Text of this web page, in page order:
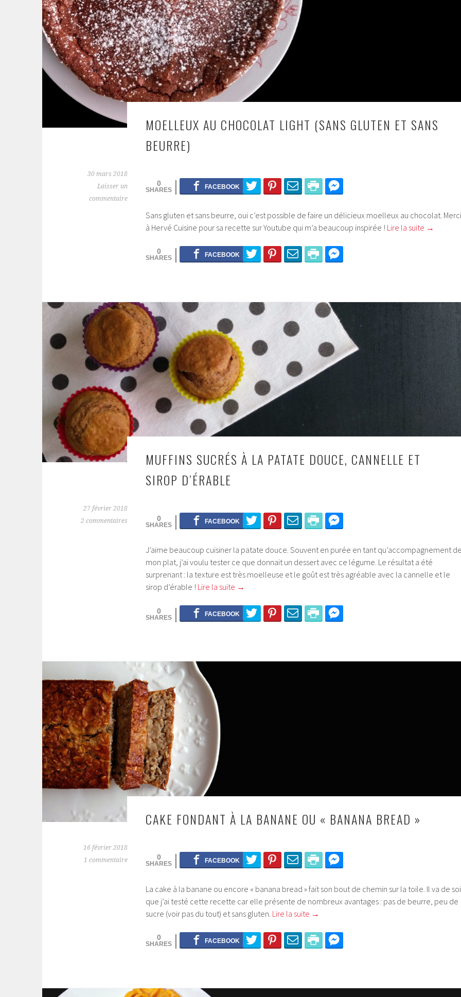
MOELLEUX AU CHOCOLAT LIGHT (SANS GLUTEN ET SANS
BEURRE)
30 mars 2018
Laisser un
commentaire
0
Sans gluten et sans beurre, oui c’est possible de faire un délicieux moelleux au chocolat. Merci
à Hervé Cuisine pour sa recette sur Youtube qui m’a beaucoup inspirée ! Lire la suite →
0
MUFFINS SUCRÉS À LA PATATE DOUCE, CANNELLE ET
SIROP D’ÉRABLE
27 février 2018
2 commentaires
0
J’aime beaucoup cuisiner la patate douce. Souvent en purée en tant qu’accompagnement
mon plat, j’ai voulu tester ce que donnait un dessert avec ce légume. Le résultat a été
surprenant : la texture est très moelleuse et le goût est très agréable avec la cannelle et le
sirop d’érable ! Lire la suite →
0
CAKE FONDANT À LA BANANE OU « BANANA BREAD »
16 février 2018
1 commentaire
0
La cake à la banane ou encore « banana bread » fait son bout de chemin sur la toile. Il va de soi
que j’ai testé cette recette car elle présente de nombreux avantages : pas de beurre, peu de
sucre (voir pas du tout) et sans gluten. Lire la suite →
0